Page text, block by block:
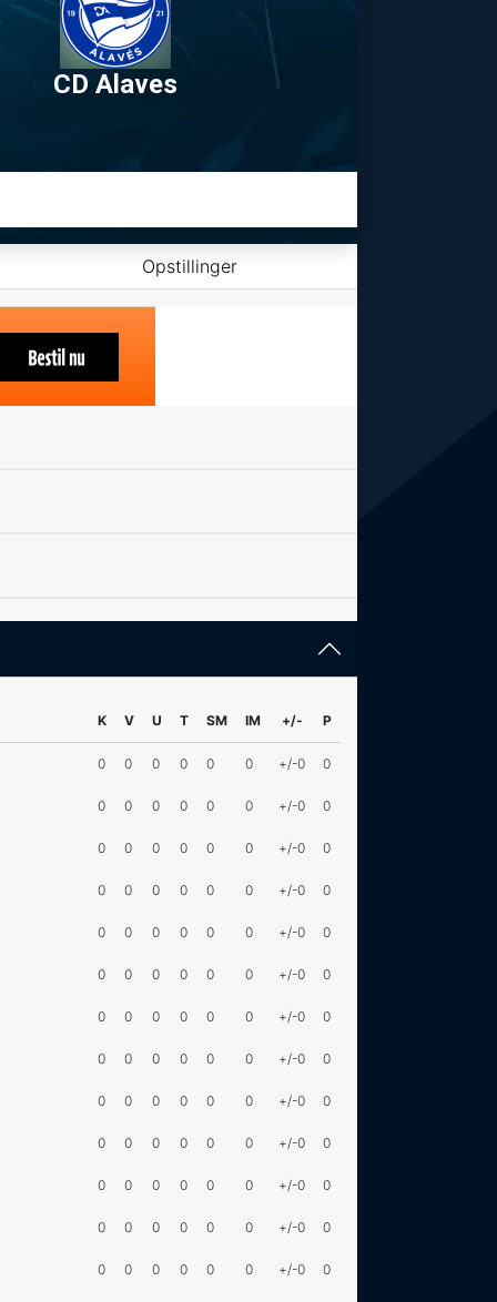
CD Alaves
Opstillinger
K V U T SM IM +/- P
0 0 0 0 0 0 +/-0 0
0 0 0 0 0 0 +/-0 0
0 0 0 0 0 0 +/-0 0
0 0 0 0 0 0 +/-0 0
0 0 0 0 0 0 +/-0 0
0 0 0 0 0 0 +/-0 0
0 0 0 0 0 0 +/-0 0
0 0 0 0 0 0 +/-0 0
0 0 0 0 0 0 +/-0 0
0 0 0 0 0 0 +/-0 0
0 0 0 0 0 0 +/-0 0
0 0 0 0 0 0 +/-0 0
0 0 0 0 0 0 +/-0 0